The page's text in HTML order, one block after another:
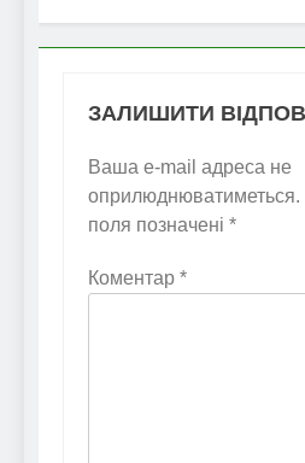
ЗАЛИШИТИ
Ваша e-mail адреса не
оприлюднюватиметься.
поля позначені *
Коментар *